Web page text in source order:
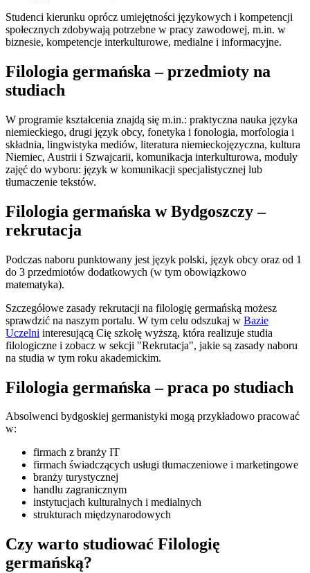
Studenci kierunku oprócz umiejętności językowych i kompetencji
społecznych zdobywają potrzebne w pracy zawodowej, m.in. w
biznesie, kompetencje interkulturowe, medialne i informacyjne.
Filologia germańska – przedmioty na
studiach
W programie kształcenia znajdą się m.in.: praktyczna nauka języka
niemieckiego, drugi język obcy, fonetyka i fonologia, morfologia i
składnia, lingwistyka mediów, literatura niemieckojęzyczna, kultura
Niemiec, Austrii i Szwajcarii, komunikacja interkulturowa, moduły
zajęć do wyboru: język w komunikacji specjalistycznej lub
tłumaczenie tekstów.
Filologia germańska w Bydgoszczy –
rekrutacja
Podczas naboru punktowany jest język polski, język obcy oraz od 1
do 3 przedmiotów dodatkowych (w tym obowiązkowo
matematyka).
Szczegółowe zasady rekrutacji na filologię germańską możesz
sprawdzić na naszym portalu. W tym celu odszukaj w Bazie
Uczelni interesującą Cię szkołę wyższą, która realizuje studia
filologiczne i zobacz w sekcji "Rekrutacja", jakie są zasady naboru
na studia w tym roku akademickim.
Filologia germańska – praca po studiach
Absolwenci bydgoskiej germanistyki mogą przykładowo pracować
w:
firmach z branży IT
firmach świadczących usługi tłumaczeniowe i marketingowe
branży turystycznej
handlu zagranicznym
instytucjach kulturalnych i medialnych
strukturach międzynarodowych
Czy warto studiować Filologię
germańską?